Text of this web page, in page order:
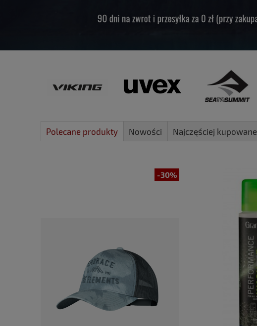
Polecane produkty Nowości Najczęściej kupowane
-30%